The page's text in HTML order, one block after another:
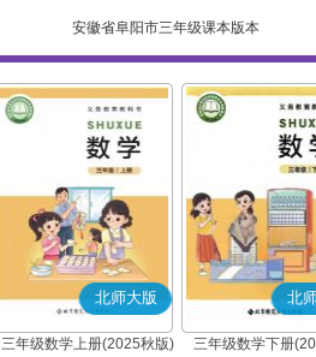
安徽省阜阳市三年级课本版本
北师大版
三年级数学上册(2025秋版)
北
三年级数学下册